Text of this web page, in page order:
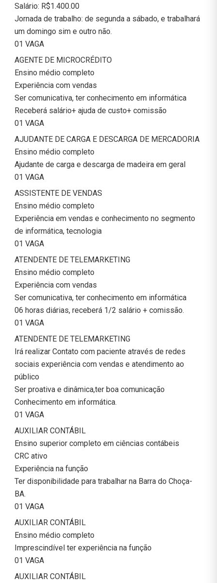
Salário: R$1.400.00
Jornada de trabalho: de segunda a sábado, e trabalhará
um domingo sim e outro não.
01 VAGA
AGENTE DE MICROCRÉDITO
Ensino médio completo
Experiência com vendas
Ser comunicativa, ter conhecimento em informática
Receberá salário+ ajuda de custo+ comissão
01 VAGA
AJUDANTE DE CARGA E DESCARGA DE MERCADORIA
Ensino médio completo
Ajudante de carga e descarga de madeira em geral
01 VAGA
ASSISTENTE DE VENDAS
Ensino médio completo
Experiência em vendas e conhecimento no segmento
de informática, tecnologia
01 VAGA
ATENDENTE DE TELEMARKETING
Ensino médio completo
Experiência com vendas
Ser comunicativa, ter conhecimento em informática
06 horas diárias, receberá 1/2 salário + comissão.
01 VAGA
ATENDENTE DE TELEMARKETING
Irá realizar Contato com paciente através de redes
sociais experiência com vendas e atendimento ao
público
Ser proativa e dinâmica,ter boa comunicação
Conhecimento em informática.
01 VAGA
AUXILIAR CONTÁBIL
Ensino superior completo em ciências contábeis
CRC ativo
Experiência na função
Ter disponibilidade para trabalhar na Barra do Choça-
BA.
01 VAGA
AUXILIAR CONTÁBIL
Ensino médio completo
Imprescindível ter experiência na função
01 VAGA
AUXILIAR CONTÁBIL